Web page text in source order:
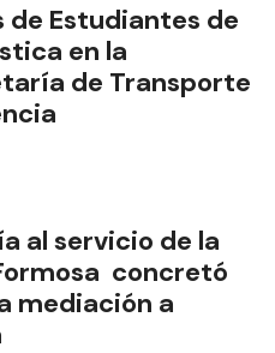
de Estudiantes de
en la
de Transporte
al servicio de la
concretó
mediación a